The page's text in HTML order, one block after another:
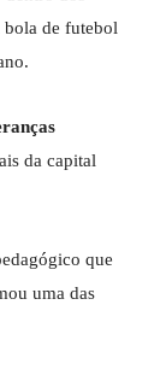
bola de futebol
da capital
que
uma das